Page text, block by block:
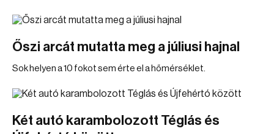
Őszi arcát mutatta meg a júliusi hajnal
Sok helyen a 10 fokot sem érte el a hőmérséklet.
Két autó karambolozott Téglás és